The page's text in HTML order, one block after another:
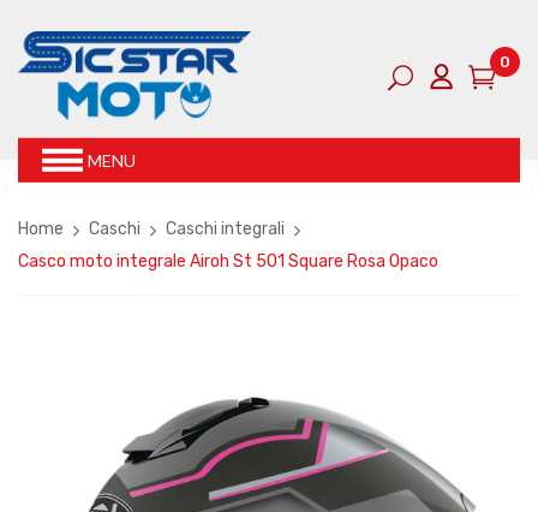
0
MENU
Home Caschi
Caschi integrali
Casco moto integrale Airoh St 501 Square Rosa Opaco